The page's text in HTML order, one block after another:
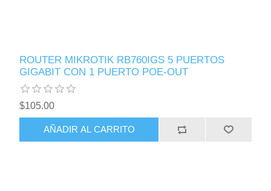
ROUTER MIKROTIK RB760IGS 5 PUERTOS
GIGABIT CON 1 PUERTO POE-OUT
$105.00
AÑADIR AL CARRITO